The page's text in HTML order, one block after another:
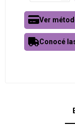
Ver
Conocé